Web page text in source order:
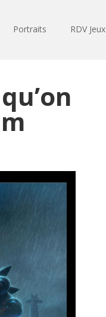
Portraits RDV Jeux